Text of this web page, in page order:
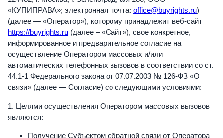
«КУПИПРАВА»; электронная почта: office@buyrights.ru)
(далее — «Оператор»), которому принадлежит веб-сайт
https://buyrights.ru (далее – «Сайт»), свое конкретное,
информированное и предварительное согласие на
осуществление Оператором массовых и/или
автоматических телефонных вызовов в соответствии со ст.
44.1-1 Федерального закона от 07.07.2003 № 126-ФЗ «О
связи» (далее — Согласие) со следующими условиями:
1. Целями осуществления Оператором массовых вызовов
являются:
Получение Субъектом обратной связи от Оператора